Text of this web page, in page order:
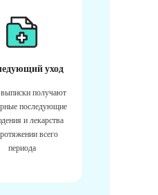
уход
получают
последующие
и лекарства
всего
периода